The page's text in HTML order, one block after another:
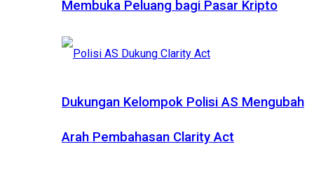
Membuka Peluang bagi Pasar Kripto
Dukungan Kelompok Polisi AS Mengubah
Arah Pembahasan Clarity Act